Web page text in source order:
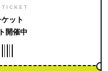
TICKET
ット
開催中